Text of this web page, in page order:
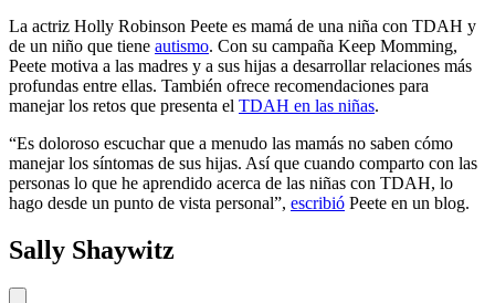
La actriz Holly Robinson Peete es mamá de una niña con TDAH y
de un niño que tiene autismo. Con su campaña Keep Momming,
Peete motiva a las madres y a sus hijas a desarrollar relaciones más
profundas entre ellas. También ofrece recomendaciones para
manejar los retos que presenta el TDAH en las niñas.
“Es doloroso escuchar que a menudo las mamás no saben cómo
manejar los síntomas de sus hijas. Así que cuando comparto con las
personas lo que he aprendido acerca de las niñas con TDAH, lo
hago desde un punto de vista personal”, escribió Peete en un blog.
Sally Shaywitz